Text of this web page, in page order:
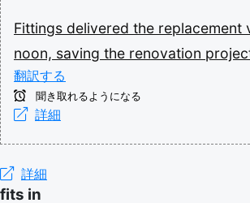
Fittings delivered the replacement
noon, saving the renovation
翻訳する
聞き取れるようになる
詳細
詳細
fits in